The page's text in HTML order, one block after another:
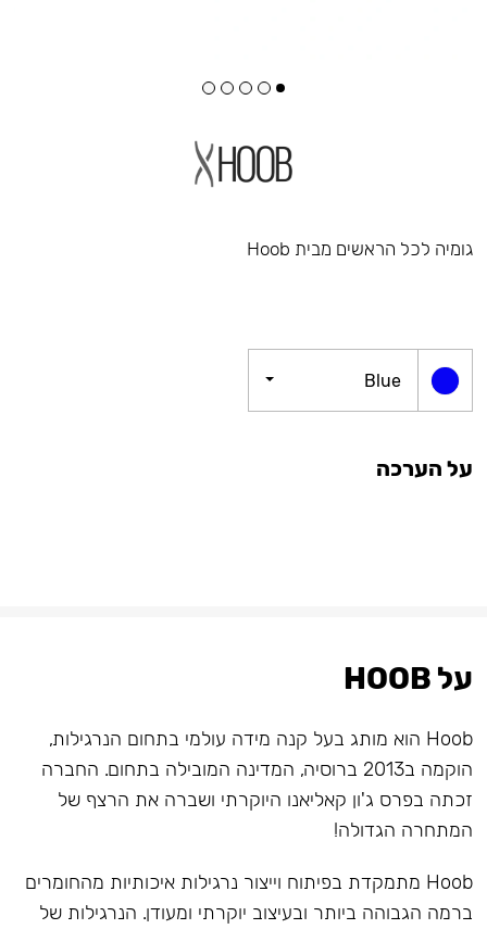
גומיה לכל הראשים מבית Hoob
Blue
על הערכה
על HOOB
Hoob הוא מותג בעל קנה מידה עולמי בתחום הנרגילות,
הוקמה ב2013 ברוסיה, המדינה המובילה בתחום. החברה
זכתה בפרס ג'ון קאליאנו היוקרתי ושברה את הרצף של
המתחרה הגדולה!
Hoob מתמקדת בפיתוח וייצור נרגילות איכותיות מהחומרים
ברמה הגבוהה ביותר ובעיצוב יוקרתי ומעודן. הנרגילות של